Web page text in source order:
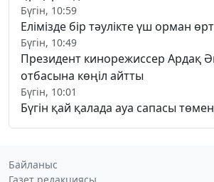
Бүгін, 10:59
Елімізде бір тәулікте үш орман
Бүгін, 10:49
Президент кинорежиссер Ардақ
отбасына көңіл айтты
Бүгін, 10:01
Бүгін қай қалада ауа сапасы
Байланыс